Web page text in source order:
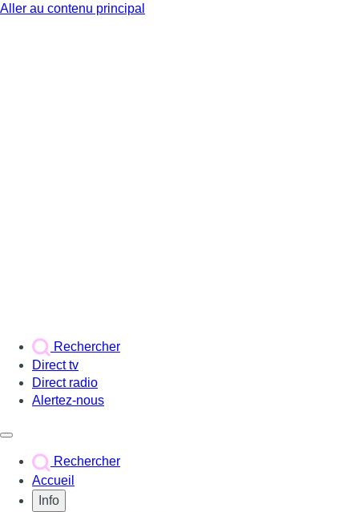
Aller au contenu principal
Rechercher
Direct tv
Direct radio
Alertez-nous
Rechercher
Accueil
Info